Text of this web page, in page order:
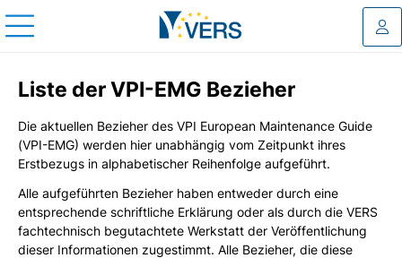
Liste der VPI-EMG Bezieher
Die aktuellen Bezieher des VPI European Maintenance Guide
(VPI-EMG) werden hier unabhängig vom Zeitpunkt ihres
Erstbezugs in alphabetischer Reihenfolge aufgeführt.
Alle aufgeführten Bezieher haben entweder durch eine
entsprechende schriftliche Erklärung oder als durch die VERS
fachtechnisch begutachtete Werkstatt der Veröffentlichung
dieser Informationen zugestimmt. Alle Bezieher, die diese